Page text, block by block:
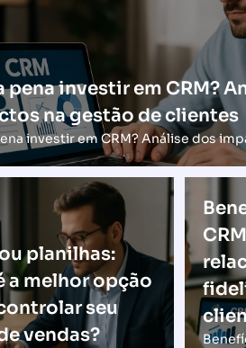
pena investir em CRM?
na gestão de clientes
investir em CRM? Análise dos
planilhas:
a melhor opção
seu
vendas?